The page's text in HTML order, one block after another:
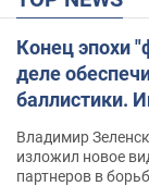
Конец эпохи
деле
баллистики.
Владимир
изложил новое
партнеров в